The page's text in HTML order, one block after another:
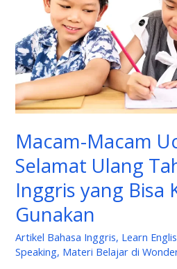
Macam-Macam
Selamat Ulang
Inggris yang Bisa
Gunakan
Artikel Bahasa Inggris, Learn
Speaking, Materi Belajar di
Tahun
Bahasa
Inggris
yang
Bisa
Gunakan